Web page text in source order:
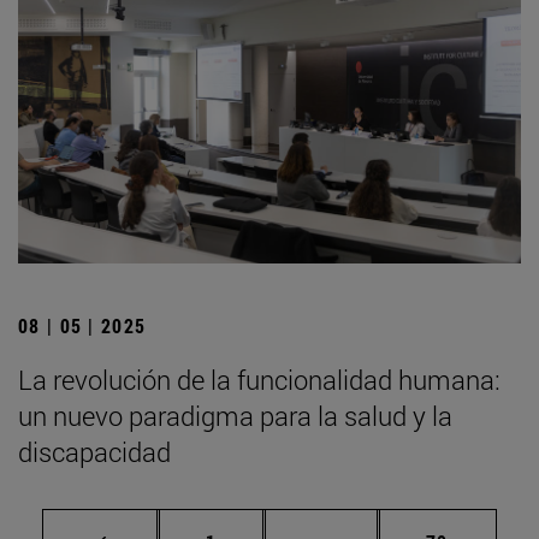
08 | 05 | 2025
La revolución de la funcionalidad humana:
un nuevo paradigma para la salud y la
discapacidad